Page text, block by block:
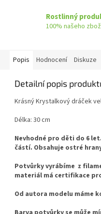
Rostlinný
100% našeho
Popis Hodnocení Diskuze
Detailní popis
Krásný Krystalkový dráček
Délka: 30 cm
Nevhodné pro děti do 6
částí. Obsahuje ostré
Potvůrky vyrábíme z
materiál má certifikace
Od autora modelu máme